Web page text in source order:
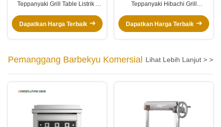
Teppanyaki Grill Table Listrik /
Dapatkan Harga Terbaik
Teppanyaki Hibachi Grill
Kitchen
Dapatkan Harga Terbaik
Pemanggang Barbekyu Komersial Lihat Lebih Lanjut > >